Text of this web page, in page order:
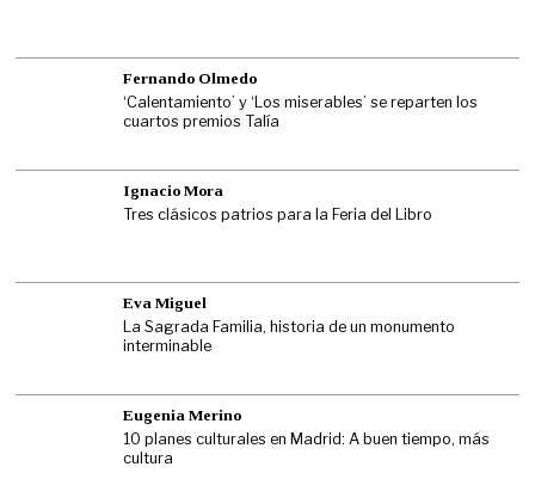
Fernando Olmedo
‘Calentamiento’ y ‘Los miserables’ se reparten los
cuartos premios Talía
Ignacio Mora
Tres clásicos patrios para la Feria del Libro
Eva Miguel
La Sagrada Familia, historia de un monumento
interminable
Eugenia Merino
10 planes culturales en Madrid: A buen tiempo, más
cultura